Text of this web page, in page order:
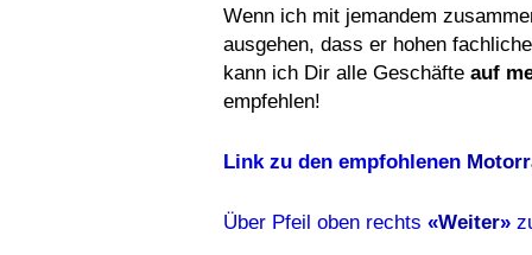
Wenn ich mit jemandem
ausgehen, dass er hohen
kann ich Dir alle Geschäfte auf
empfehlen!
Link zu den empfohlenen
Über Pfeil oben rechts «Weiter»